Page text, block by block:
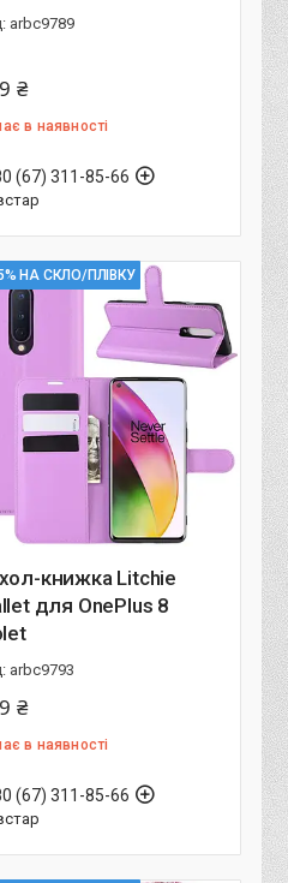
arbc9789
₴
в наявності
(67) 311-85-66
НА СКЛО/ПЛІВКУ
книжка Litchie
для OnePlus 8
arbc9793
₴
в наявності
(67) 311-85-66